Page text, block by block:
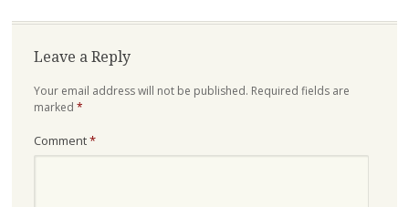
Leave a Reply
Your email address will not be published. Required fields are
marked *
Comment*